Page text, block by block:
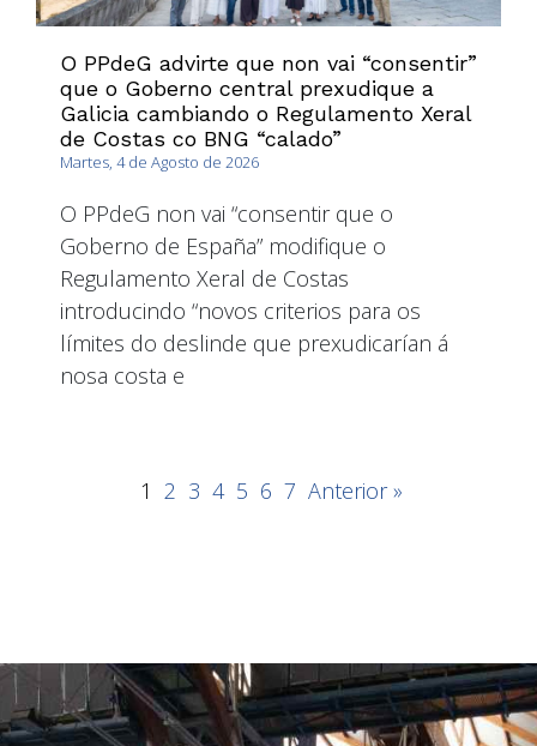
O PPdeG advirte que non vai “consentir”
que o Goberno central prexudique a
Galicia cambiando o Regulamento Xeral
de Costas co BNG “calado”
Martes, 4 de Agosto de 2026
O PPdeG non vai “consentir que o
Goberno de España” modifique o
Regulamento Xeral de Costas
introducindo “novos criterios para os
límites do deslinde que prexudicarían á
nosa costa e
1 2 3 4 5 6 7 Anterior »